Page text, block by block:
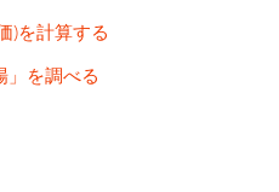
)を計算する
」を調べる